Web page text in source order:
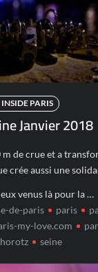
INSIDE PARIS
Janvier 2018
m de crue et a
crée aussi une
venus là pour la …
de-paris paris
my-love.com
seine